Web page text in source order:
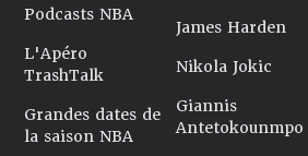
Podcasts NBA
L'Apéro
TrashTalk
Grandes dates de
la saison NBA
James Harden
Nikola Jokic
Giannis
Antetokounmpo